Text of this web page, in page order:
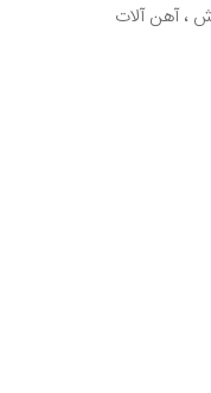
، آهن آلات